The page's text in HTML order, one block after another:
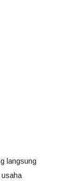
langsung
usaha